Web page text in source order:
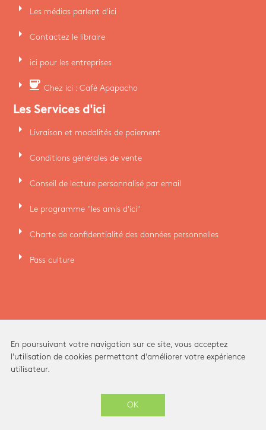
arrow_right Les médias parlent d'ici
arrow_right Contactez le libraire
arrow_right ici pour les entreprises
arrow_right coffee Chez ici : Café Apapacho
Les Services d'ici
arrow_right Livraison et modalités de paiement
arrow_right Conditions générales de vente
arrow_right Conseil de lecture personnalisé par email
arrow_right Le programme "les amis d'ici"
arrow_right Charte de confidentialité des données personnelles
arrow_right Pass culture
Ici Librairie - Paris Grands Boulevards © 2026 -
En poursuivant votre navigation sur ce site, vous acceptez
l'utilisation de cookies permettant d'améliorer votre expérience
utilisateur.
OK